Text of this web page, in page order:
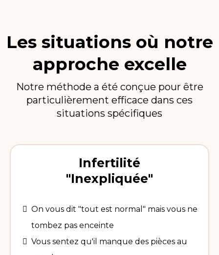
Les situations où notre
approche excelle
Notre méthode a été conçue pour être
particulièrement efficace dans ces
situations spécifiques
Infertilité
"Inexpliquée"
On vous dit "tout est normal" mais vous ne
tombez pas enceinte
Vous sentez qu'il manque des pièces au